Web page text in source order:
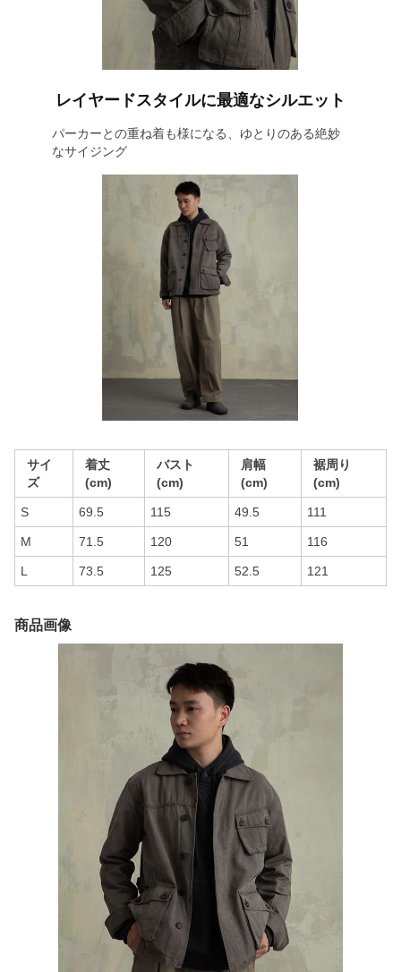
レイヤードスタイルに最適なシルエット
パーカーとの重ね着も様になる、ゆとりのある絶妙
なサイジング
サイ
ズ
着丈
(cm)
バスト
(cm)
肩幅
(cm)
裾周り
(cm)
S 69.5 115 49.5 111
M 71.5 120 51 116
L 73.5 125 52.5 121
商品画像